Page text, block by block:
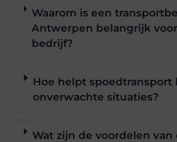
Waarom is een
Antwerpen belangrijk
bedrijf?
Hoe helpt spoedtransport
onverwachte situaties?
Wat zijn de voordelen van